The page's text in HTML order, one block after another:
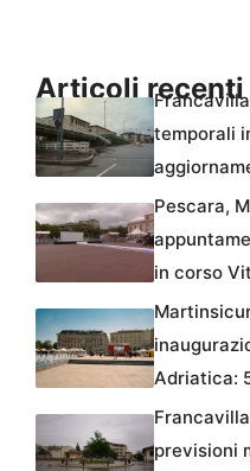
Articoli recenti
temporali
Pescara,
in corso
Adriatica:
previsioni